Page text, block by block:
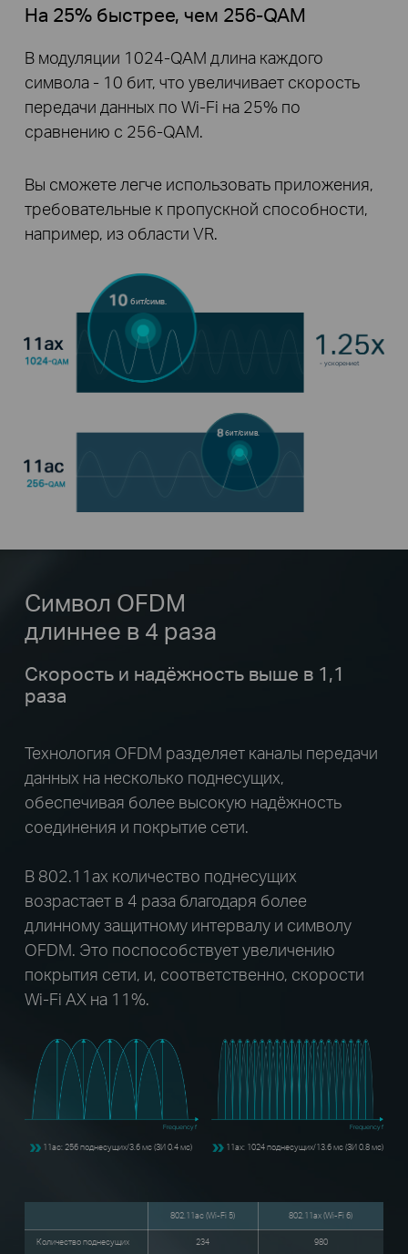
На 25% быстрее, чем 256-QAM
В модуляции 1024-QAM длина каждого
символа - 10 бит, что увеличивает скорость
передачи данных по Wi-Fi на 25% по
сравнению с 256-QAM.
Вы сможете легче использовать приложения,
требовательные к пропускной способности,
например, из области VR.
бит/симв.
бит/симв.
- ускорениеt
Frequency f Frequency f
11ac: 256 поднесущих/3.6 мс (ЗИ 0.4 мс) 11ax: 1024 поднесущих/13.6 мс (ЗИ 0.8 мс)
802.11ac (Wi-Fi 5) 802.11ax (Wi-Fi 6)
Количество поднесущих 234 980
Символ OFDM
длиннее в 4 раза
Скорость и надёжность выше в 1,1
раза
Технология OFDM разделяет каналы передачи
данных на несколько поднесущих,
обеспечивая более высокую надёжность
соединения и покрытие сети.
В 802.11ax количество поднесущих
возрастает в 4 раза благодаря более
длинному защитному интервалу и символу
OFDM. Это поспособствует увеличению
покрытия сети, и, соответственно, скорости
Wi-Fi AX на 11%.